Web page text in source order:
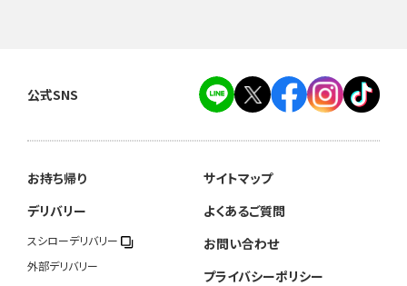
公式SNS
お持ち帰り
デリバリー
スシローデリバリー
外部デリバリー
サイトマップ
よくあるご質問
お問い合わせ
プライバシーポリシー